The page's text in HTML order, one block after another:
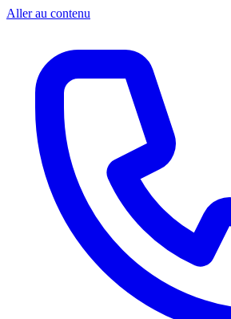
Aller au contenu